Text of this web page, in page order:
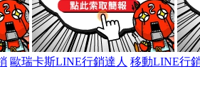
歐瑞卡斯LINE行銷達人 移動LINE行